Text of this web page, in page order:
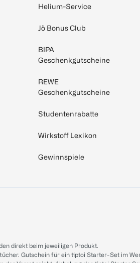
Helium-Service
Jö Bonus Club
BIPA
Geschenkgutscheine
REWE
Geschenkgutscheine
Studentenrabatte
Wirkstoff Lexikon
Gewinnspiele
direkt beim jeweiligen Produkt.
Gutschein für ein tiptoi Starter-Set im